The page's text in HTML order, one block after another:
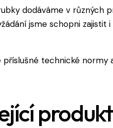
dodáváme v různých
jsme schopni zajistit
příslušné technické normy